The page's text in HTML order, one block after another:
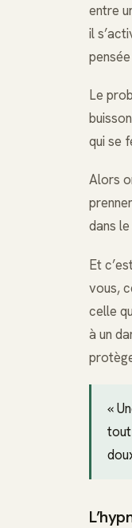
entre
il
Le
qui se
Alors
dans
Et
vous,
celle
à un
«
tout